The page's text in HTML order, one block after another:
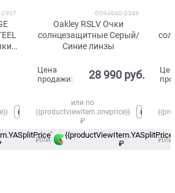
C937
в
Сплит
OO9484D-0349
Oakley RSLV Очки
солнцезащитные Серый/
Синие линзы
Цена
продажи:
28 990 руб.
или по
{{productviewitem.oneprice}}
₽
Или
₽
Или